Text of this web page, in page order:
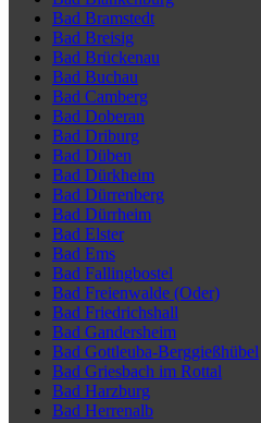
Bad Bramstedt
Bad Breisig
Bad Brückenau
Bad Buchau
Bad Camberg
Bad Doberan
Bad Driburg
Bad Düben
Bad Dürkheim
Bad Dürrenberg
Bad Dürrheim
Bad Elster
Bad Ems
Bad Fallingbostel
Bad Freienwalde (Oder)
Bad Friedrichshall
Bad Gandersheim
Bad Gottleuba-Berggießhübel
Bad Griesbach im Rottal
Bad Harzburg
Bad Herrenalb